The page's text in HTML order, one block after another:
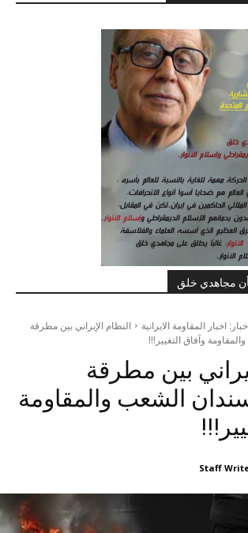
مجاهدي خلق
اخبار المقاومة الايرانية
النظام الإيراني بين مطرقة
وآفاق التغيير!!!
بين مطرقة
الشعب والمقاومة
Staff